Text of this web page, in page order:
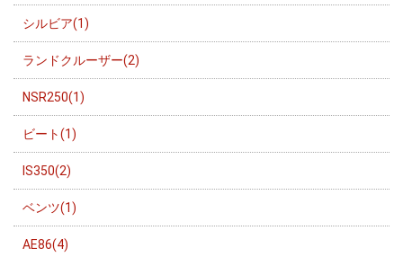
シルビア(1)
ランドクルーザー(2)
NSR250(1)
ビート(1)
IS350(2)
ベンツ(1)
AE86(4)